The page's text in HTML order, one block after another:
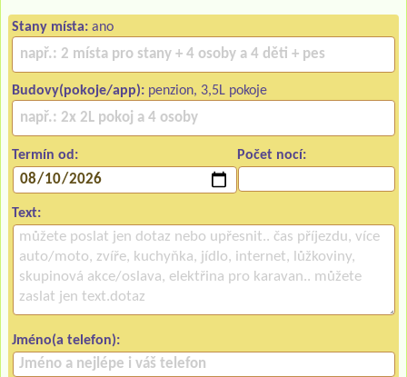
Stany místa: ano
Budovy(pokoje/app): penzion, 3,5L pokoje
Termín od: Počet nocí:
Text:
Jméno(a telefon):